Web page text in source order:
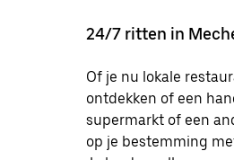
24/7 ritten in
Of je nu lokale
ontdekken of een
supermarkt of een
op je bestemming